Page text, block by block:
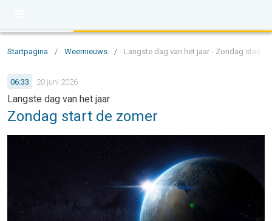
Startpagina / Weernieuws / Langste dag van het jaar - Zondag start
06:33 20 juni 2026
Langste dag van het jaar
Zondag start de zomer